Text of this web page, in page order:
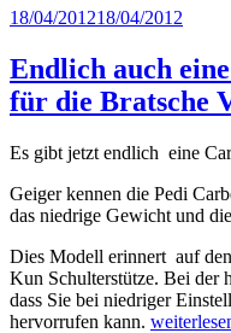
Veröffentlicht
18/04/201218/04/2012
Endlich auch
für die Bratsche
Es gibt jetzt endlich eine
Geiger kennen die Pedi
das niedrige Gewicht und
Dies Modell erinnert auf
Kun Schulterstütze. Bei der
dass Sie bei niedriger
hervorrufen kann. „Endlich